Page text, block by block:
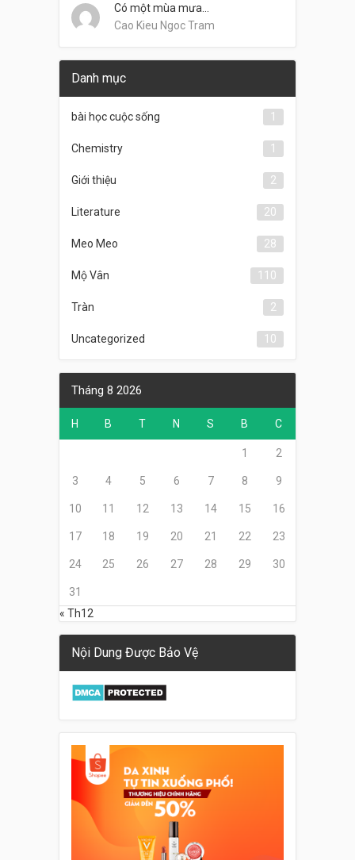
Có một mùa mưa…
Cao Kieu Ngoc Tram
Danh mục
bài học cuộc sống 1
Chemistry 1
Giới thiệu 2
Literature 20
Meo Meo 28
Mộ Vân 110
Tràn 2
Uncategorized 10
Tháng 8 2026
H B T N S B C
1 2
3 4 5 6 7 8 9
10 11 12 13 14 15 16
17 18 19 20 21 22 23
24 25 26 27 28 29 30
31
« Th12
Nội Dung Được Bảo Vệ